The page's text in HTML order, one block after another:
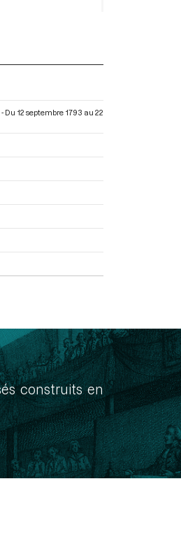
12 septembre 1793 au 22
construits en